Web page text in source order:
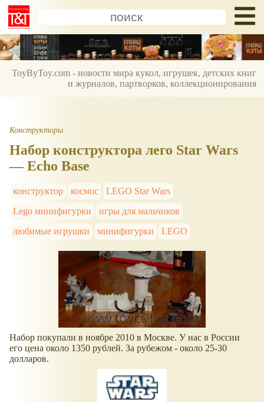
ToyByToy.com - новости мира кукол, игрушек, детских книг
и журналов, партворков, коллекционирования
Конструкторы
Набор конструктора лего Star Wars
— Echo Base
конструктор космос
LEGO Star Wars
Lego минифигурки
игры для мальчиков
любимые игрушки
минифигурки LEGO
Набор покупали в ноябре 2010 в Москве. У нас в России
его цена около 1350 рублей. За рубежом - около 25-30
долларов.